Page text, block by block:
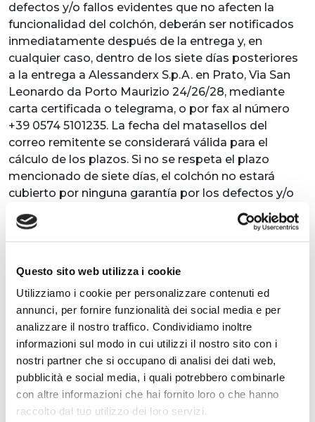
Questo sito web utilizza i cookie
Utilizziamo i cookie per personalizzare contenuti ed
annunci, per fornire funzionalità dei social media e per
analizzare il nostro traffico. Condividiamo inoltre
informazioni sul modo in cui utilizzi il nostro sito con i
nostri partner che si occupano di analisi dei dati web,
pubblicità e social media, i quali potrebbero combinarle
con altre informazioni che hai fornito loro o che hanno
raccolto dal tuo utilizzo dei loro servizi.
defectos y/o fallos evidentes que no afecten la
funcionalidad del colchón, deberán ser notificados
inmediatamente después de la entrega y, en
cualquier caso, dentro de los siete días posteriores
a la entrega a Alessanderx S.p.A. en Prato, Via San
Leonardo da Porto Maurizio 24/26/28, mediante
carta certificada o telegrama, o por fax al número
+39 0574 5101235. La fecha del matasellos del
correo remitente se considerará válida para el
cálculo de los plazos. Si no se respeta el plazo
mencionado de siete días, el colchón no estará
cubierto por ninguna garantía por los defectos y/o
fallos evidentes. Cualquier hundimiento inferior al
15% de la altura del colchón se considera fisiológico
y, por lo tanto, no está cubierto por la garantía. La
mantiene en condiciones que podrían provocar
deformaciones o la aparición de moho. Se considera
normal una tolerancia de +/- 2 cm en las medidas
debido al ensamblaje de componentes elásticos, y
por lo tanto no está cubierta por la garantía. Los
defectos causados por: manejo incorrecto, uso de
fuerza excesiva, carga excesiva, suciedad, humedad,
reparaciones realizadas por terceros, no están
cubiertos por la garantía. Tampoco están cubiertas